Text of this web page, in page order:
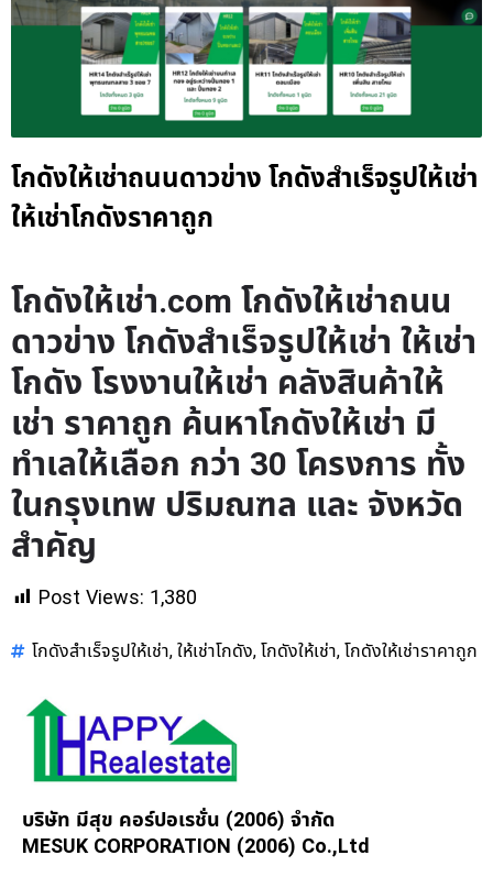
โกดังให้เช่าถนนดาวข่าง โกดังสำเร็จรูปให้เช่า
ให้เช่าโกดังราคาถูก
โกดังให้เช่า.com โกดังให้เช่าถนน
ดาวข่าง โกดังสำเร็จรูปให้เช่า ให้เช่า
โกดัง โรงงานให้เช่า คลังสินค้าให้
เช่า ราคาถูก ค้นหาโกดังให้เช่า มี
ทำเลให้เลือก กว่า 30 โครงการ ทั้ง
ในกรุงเทพ ปริมณฑล และ จังหวัด
สำคัญ
Post Views: 1,380
โกดังสำเร็จรูปให้เช่า, ให้เช่าโกดัง, โกดังให้เช่า, โกดังให้เช่าราคาถูก
บริษัท มีสุข คอร์ปอเรชั่น (2006) จำกัด
MESUK CORPORATION (2006) Co.,Ltd